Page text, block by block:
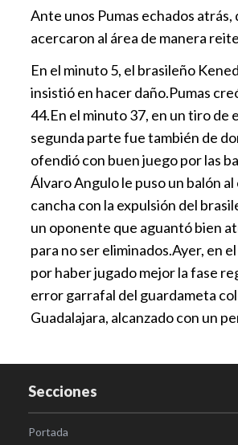
Ante unos Pumas echados
acercaron al área de manera
En el minuto 5, el brasileño
insistió en hacer daño.Pumas
44.En el minuto 37, en un tiro de
segunda parte fue también de
ofendió con buen juego por las
Álvaro Angulo le puso un balón
cancha con la expulsión del
un oponente que aguantó bien
para no ser eliminados.Ayer, en
por haber jugado mejor la fase
error garrafal del guardameta
Guadalajara, alcanzado con un
Secciones
Portada